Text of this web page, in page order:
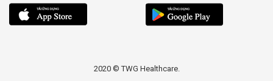
2020 © TWG Healthcare.